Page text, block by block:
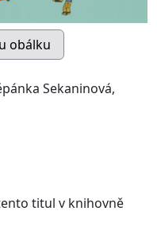
Sekaninová,
titul v knihovně